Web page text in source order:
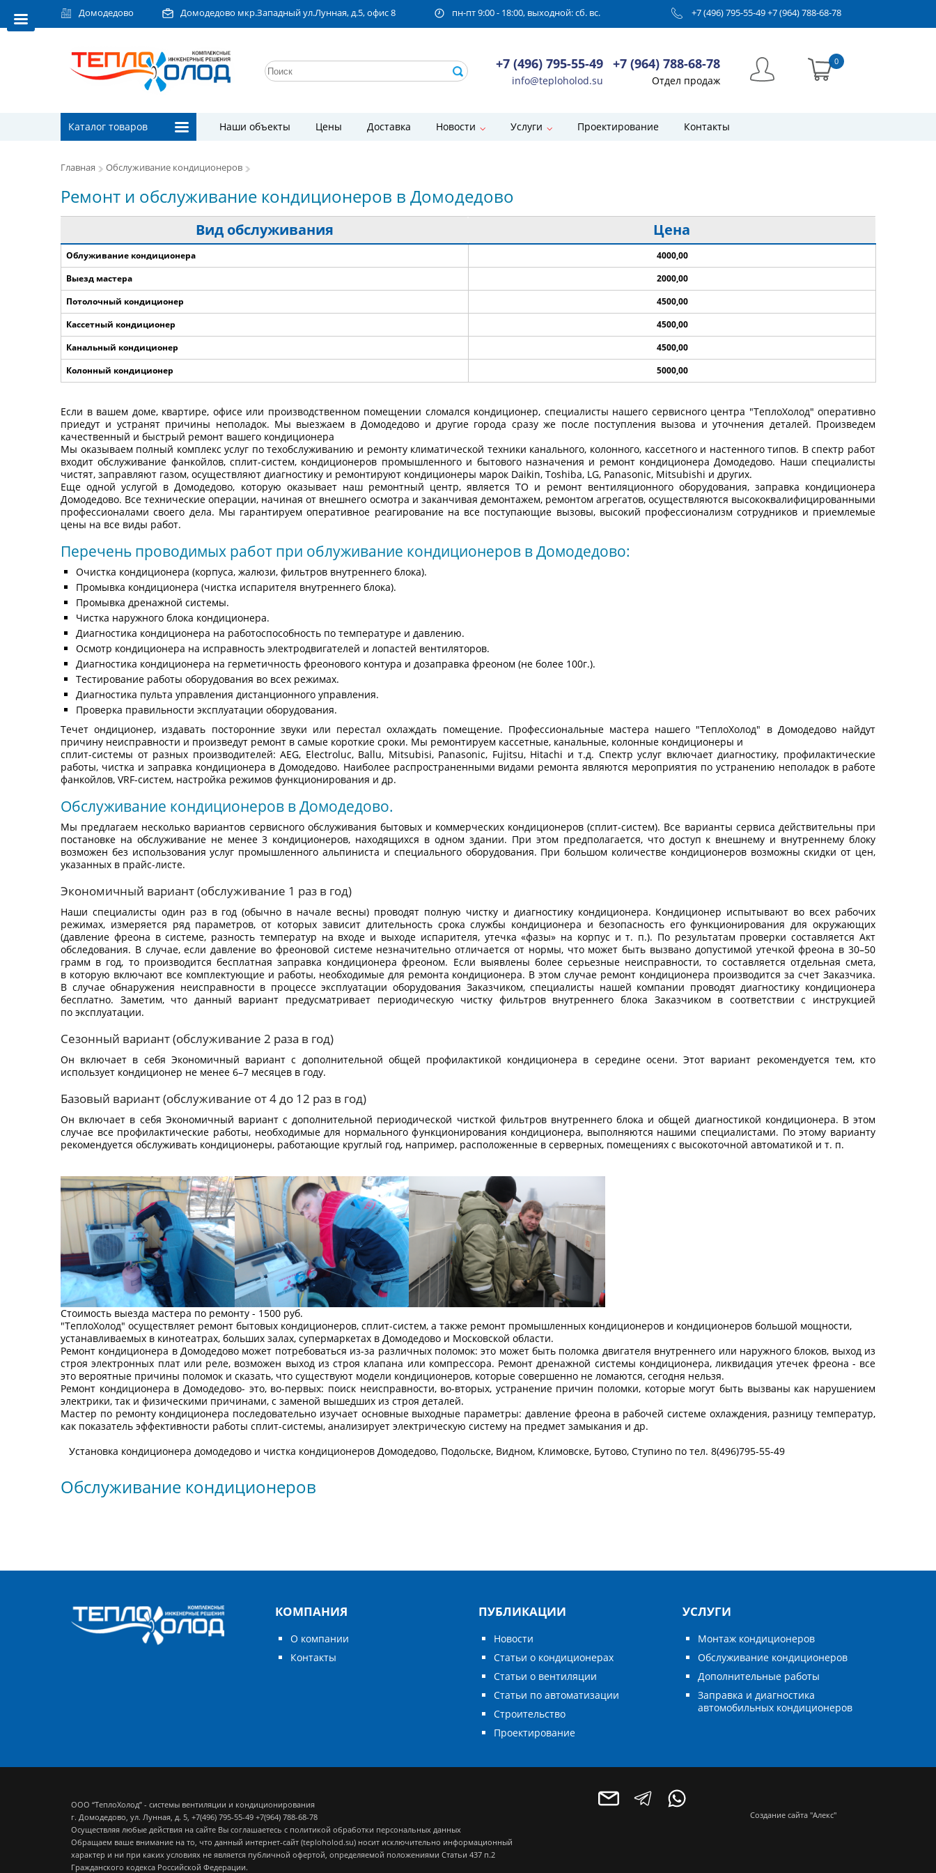
Домодедово Домодедово мкр.Западный ул.Лунная, д.5, офис 8 пн-пт 9:00 - 18:00, выходной: сб. вс. +7 (496) 795-55-49+7 (964) 788-68-78
+7 (496) 795-55-49
info@teploholod.su
+7 (964) 788-68-78
Отдел продаж
0
Каталог товаров Наши объекты Цены Доставка Новости Услуги Проектирование Контакты
Главная Обслуживание кондиционеров
Ремонт и обслуживание кондиционеров в Домодедово
Вид обслуживания Цена
Облуживание кондиционера
4000,00
Выезд мастера
2000,00
Потолочный кондиционер
4500,00
Кассетный кондиционер
4500,00
Канальный кондиционер
4500,00
Колонный кондиционер
5000,00
Если в вашем доме, квартире, офисе или производственном помещении сломался кондиционер, специалисты нашего сервисного центра "ТеплоХолод" оперативно
приедут и устранят причины неполадок. Мы выезжаем в Домодедово и другие города сразу же после поступления вызова и уточнения деталей. Произведем
качественный и быстрый ремонт вашего кондиционера
Мы оказываем полный комплекс услуг по техобслуживанию и ремонту климатической техники канального, колонного, кассетного и настенного типов. В спектр работ
входит обслуживание фанкойлов, сплит-систем, кондиционеров промышленного и бытового назначения и ремонт кондиционера Домодедово. Наши специалисты
чистят, заправляют газом, осуществляют диагностику и ремонтируют кондиционеры марок Daikin, Toshiba, LG, Panasonic, Mitsubishi и других.
Еще одной услугой в Домодедово, которую оказывает наш ремонтный центр, является ТО и ремонт вентиляционного оборудования, заправка кондиционера
Домодедово. Все технические операции, начиная от внешнего осмотра и заканчивая демонтажем, ремонтом агрегатов, осуществляются высококвалифицированными
профессионалами своего дела. Мы гарантируем оперативное реагирование на все поступающие вызовы, высокий профессионализм сотрудников и приемлемые
цены на все виды работ.
Перечень проводимых работ при облуживание кондиционеров в Домодедово:
Очистка кондиционера (корпуса, жалюзи, фильтров внутреннего блока).
Промывка кондиционера (чистка испарителя внутреннего блока).
Промывка дренажной системы.
Чистка наружного блока кондиционера.
Диагностика кондиционера на работоспособность по температуре и давлению.
Осмотр кондиционера на исправность электродвигателей и лопастей вентиляторов.
Диагностика кондиционера на герметичность фреонового контура и дозаправка фреоном (не более 100г.).
Тестирование работы оборудования во всех режимах.
Диагностика пульта управления дистанционного управления.
Проверка правильности эксплуатации оборудования.
Течет ондиционер, издавать посторонние звуки или перестал охлаждать помещение. Профессиональные мастера нашего "ТеплоХолод" в Домодедово найдут
причину неисправности и произведут ремонт в самые короткие сроки. Мы ремонтируем кассетные, канальные, колонные кондиционеры и
сплит-системы от разных производителей: AEG, Electroluc, Ballu, Mitsubisi, Panasonic, Fujitsu, Hitachi и т.д. Спектр услуг включает диагностику, профилактические
работы, чистка и заправка кондиционера в Домодедово. Наиболее распространенными видами ремонта являются мероприятия по устранению неполадок в работе
фанкойлов, VRF-систем, настройка режимов функционирования и др.
Обслуживание кондиционеров в Домодедово.
Мы предлагаем несколько вариантов сервисного обслуживания бытовых и коммерческих кондиционеров (сплит-систем). Все варианты сервиса действительны при
постановке на обслуживание не менее 3 кондиционеров, находящихся в одном здании. При этом предполагается, что доступ к внешнему и внутреннему блоку
возможен без использования услуг промышленного альпиниста и специального оборудования. При большом количестве кондиционеров возможны скидки от цен,
указанных в прайс-листе.
Экономичный вариант (обслуживание 1 раз в год)
Наши специалисты один раз в год (обычно в начале весны) проводят полную чистку и диагностику кондиционера. Кондиционер испытывают во всех рабочих
режимах, измеряется ряд параметров, от которых зависит длительность срока службы кондиционера и безопасность его функционирования для окружающих
(давление фреона в системе, разность температур на входе и выходе испарителя, утечка «фазы» на корпус и т. п.). По результатам проверки составляется Акт
обследования. В случае, если давление во фреоновой системе незначительно отличается от нормы, что может быть вызвано допустимой утечкой фреона в 30–50
грамм в год, то производится бесплатная заправка кондиционера фреоном. Если выявлены более серьезные неисправности, то составляется отдельная смета,
в которую включают все комплектующие и работы, необходимые для ремонта кондиционера. В этом случае ремонт кондиционера производится за счет Заказчика.
В случае обнаружения неисправности в процессе эксплуатации оборудования Заказчиком, специалисты нашей компании проводят диагностику кондиционера
бесплатно. Заметим, что данный вариант предусматривает периодическую чистку фильтров внутреннего блока Заказчиком в соответствии с инструкцией
по эксплуатации.
Сезонный вариант (обслуживание 2 раза в год)
Он включает в себя Экономичный вариант с дополнительной общей профилактикой кондиционера в середине осени. Этот вариант рекомендуется тем, кто
использует кондиционер не менее 6–7 месяцев в году.
Базовый вариант (обслуживание от 4 до 12 раз в год)
Он включает в себя Экономичный вариант с дополнительной периодической чисткой фильтров внутреннего блока и общей диагностикой кондиционера. В этом
случае все профилактические работы, необходимые для нормального функционирования кондиционера, выполняются нашими специалистами. По этому варианту
рекомендуется обслуживать кондиционеры, работающие круглый год, например, расположенные в серверных, помещениях с высокоточной автоматикой и т. п.
Стоимость выезда мастера по ремонту - 1500 руб.
"ТеплоХолод" осуществляет ремонт бытовых кондиционеров, сплит-систем, а также ремонт промышленных кондиционеров и кондиционеров большой мощности,
устанавливаемых в кинотеатрах, больших залах, супермаркетах в Домодедово и Московской области.
Ремонт кондиционера в Домодедово может потребоваться из-за различных поломок: это может быть поломка двигателя внутреннего или наружного блоков, выход из
строя электронных плат или реле, возможен выход из строя клапана или компрессора. Ремонт дренажной системы кондиционера, ликвидация утечек фреона - все
это вероятные причины поломок и сказать, что существуют модели кондиционеров, которые совершенно не ломаются, сегодня нельзя.
Ремонт кондиционера в Домодедово- это, во-первых: поиск неисправности, во-вторых, устранение причин поломки, которые могут быть вызваны как нарушением
электрики, так и физическими причинами, с заменой вышедших из строя деталей.
Мастер по ремонту кондиционера последовательно изучает основные выходные параметры: давление фреона в рабочей системе охлаждения, разницу температур,
как показатель эффективности работы сплит-системы, анализирует электрическую систему на предмет замыкания и др.
Установка кондиционера домодедово и чистка кондиционеров Домодедово, Подольске, Видном, Климовске, Бутово, Ступино по тел. 8(496)795-55-49
Обслуживание кондиционеров
КОМПАНИЯ
О компании
Контакты
ПУБЛИКАЦИИ
Новости
Статьи о кондиционерах
Статьи о вентиляции
Статьи по автоматизации
Строительство
Проектирование
УСЛУГИ
Монтаж кондиционеров
Обслуживание кондиционеров
Дополнительные работы
Заправка и диагностика
автомобильных кондиционеров
ООО “ТеплоХолод” - системы вентиляции и кондиционирования
г. Домодедово, ул. Лунная, д. 5, +7(496) 795-55-49 +7(964) 788-68-78
Осуществляя любые действия на сайте Вы соглашаетесь с политикой обработки персональных данных
Обращаем ваше внимание на то, что данный интернет-сайт (teploholod.su) носит исключительно информационный
характер и ни при каких условиях не является публичной офертой, определяемой положениями Статьи 437 п.2
Гражданского кодекса Российской Федерации.
Создание сайта "Алекс"